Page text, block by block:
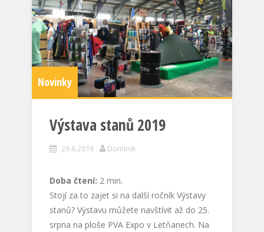
Novinky
Výstava stanů 2019
29.6.2019 Dominik
Doba čtení: 2 min.
Stojí za to zajet si na další ročník Výstavy
stanů? Výstavu můžete navštívit až do 25.
srpna na ploše PVA Expo v Letňanech. Na